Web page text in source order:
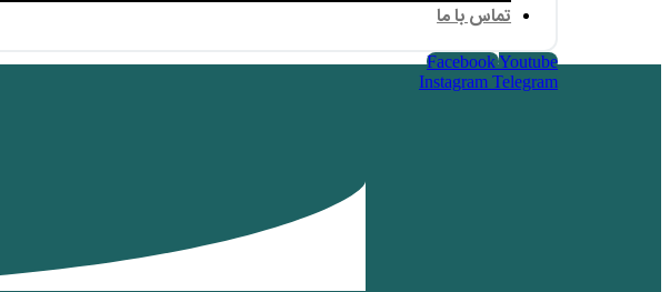
تماس با ما
FacebookYoutube
Instagram Telegram